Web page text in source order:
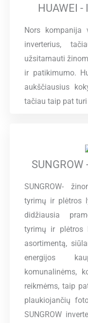
HUAWEI
Nors kompanija
inverterius,
užsitarnauti
ir patikimumo.
aukščiausius
tačiau taip pat
SUNGROW-
tyrimų ir plėtros
didžiausia
tyrimų ir plėtros
asortimentą,
energijos
komunalinėms,
reikmėms, taip
plaukiojančių
SUNGROW